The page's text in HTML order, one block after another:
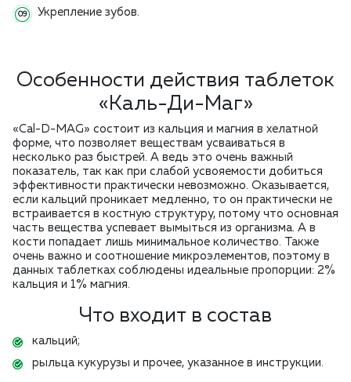
Укрепление зубов.
Особенности действия таблеток
«Каль-Ди-Маг»
«Cal-D-MAG» состоит из кальция и магния в хелатной
форме, что позволяет веществам усваиваться в
несколько раз быстрей. А ведь это очень важный
показатель, так как при слабой усвояемости добиться
эффективности практически невозможно. Оказывается,
если кальций проникает медленно, то он практически не
встраивается в костную структуру, потому что основная
часть вещества успевает вымыться из организма. А в
кости попадает лишь минимальное количество. Также
очень важно и соотношение микроэлементов, поэтому в
данных таблетках соблюдены идеальные пропорции: 2%
кальция и 1% магния.
Что входит в состав
кальций;
рыльца кукурузы и прочее, указанное в инструкции.